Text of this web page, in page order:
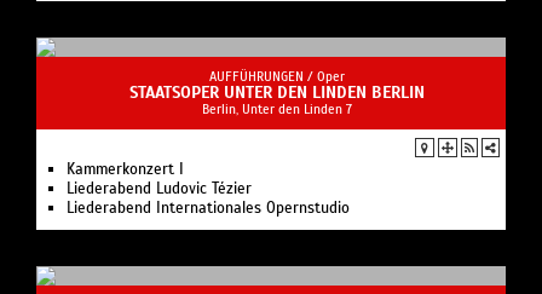
AUFFÜHRUNGEN / Oper
STAATSOPER UNTER DEN LINDEN BERLIN
Berlin, Unter den Linden 7
Kam­mer­kon­zert I
Liederabend Ludovic Tézier
Liederabend Internationales Opernstudio